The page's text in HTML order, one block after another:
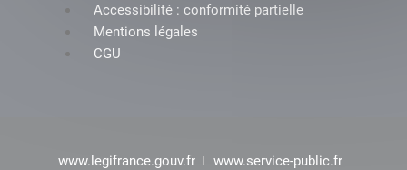
Accessibilité : conformité partielle
Mentions légales
CGU
www.legifrance.gouv.fr
www.service-public.fr